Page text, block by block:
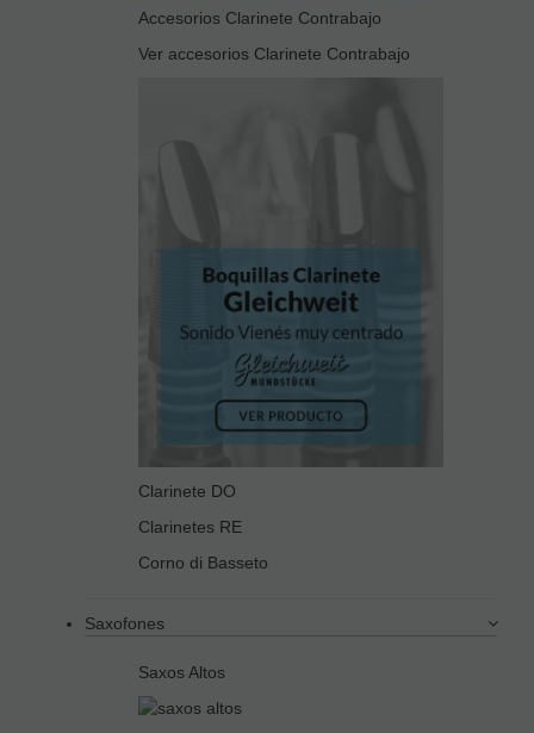
Accesorios Clarinete Contrabajo
Ver accesorios Clarinete Contrabajo
Clarinete DO
Clarinetes RE
Corno di Basseto
Saxofones
Saxos Altos